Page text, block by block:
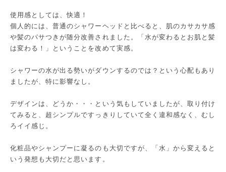
使用感としては、快適！
個人的には、普通のシャワーヘッドと比べると、肌のカサカサ感
や髪のパサつきが随分改善されました。「水が変わるとお肌と髪
は変わる！」ということを改めて実感。
シャワーの水が出る勢いがダウンするのでは？という心配もあり
ましたが、特に影響なし。
デザインは、どうか・・・という気もしていましたが、取り付け
てみると、超シンプルですっきりしていて全く違和感なく、むし
ろイイ感じ。
化粧品やシャンプーに凝るのも大切ですが、「水」から変えると
いう発想も大切だと思います。